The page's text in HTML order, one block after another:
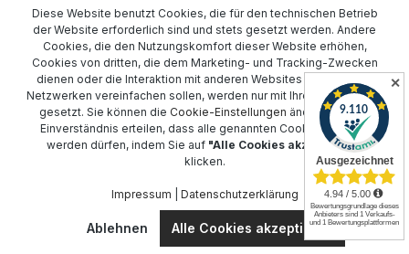
UnsereKabelsätzeundHupe-Befestigungenwurden
entwickelt, um die Montage und Anpassung an Ihr Motorrad zu
erleichtern. Für optimalen Schutz sorgenDenali Abdeckungen
undLinsen-Sets, die sich ideal mit Ihren bestehenden
Komponenten integrieren lassen.
Die innovative Technologie von Denali, einschließlichDialDim
Schalter-Controller
, ermöglicht Ihnen, die
Kontrolle in der Hand zu behalten und die Sicherheit auf ein
neues Level zu heben. Vertrauen Sie auf Denali, um bei jeder
Fahrt sichtbar und sicher zu sein.
Diese Website benutzt Cookies, die für den technischen Betrieb
der Website erforderlich sind und stets gesetzt werden. Andere
Cookies, die den Nutzungskomfort dieser Website erhöhen,
Cookies von dritten, die dem Marketing- und Tracking-Zwecken
dienen oder die Interaktion mit anderen Websites und sozialen
Netzwerken vereinfachen sollen, werden nur mit Ihrer Zustimmung
gesetzt. Sie können die Cookie-Einstellungen ändern oder Ihr
Einverständnis erteilen, dass alle genannten Cookies gesetzt
werden dürfen, indem Sie auf "Alle Cookies akzeptieren"
klicken.
Impressum Datenschutzerklärung
Ablehnen Alle Cookies akzeptieren
✕